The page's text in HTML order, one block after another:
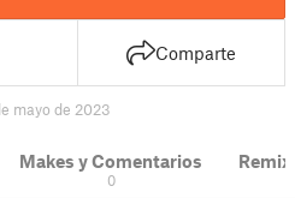
Comparte
mayo de 2023
Makes y Comentarios
0